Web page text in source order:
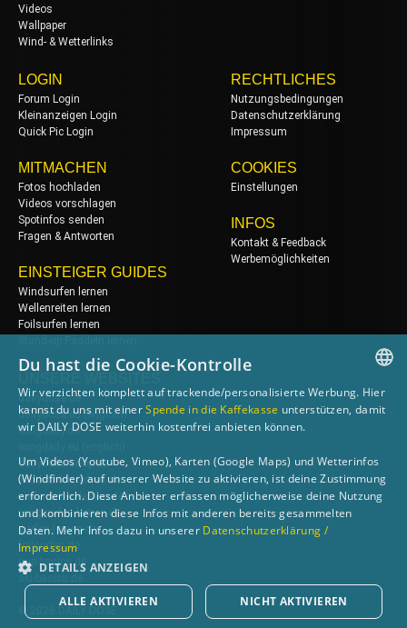
Videos
Wallpaper
Wind- & Wetterlinks
LOGIN
Forum Login
Kleinanzeigen Login
Quick Pic Login
MITMACHEN
Fotos hochladen
Videos vorschlagen
Spotinfos senden
Fragen & Antworten
EINSTEIGER GUIDES
Windsurfen lernen
Wellenreiten lernen
Foilsurfen lernen
RECHTLICHES
Nutzungsbedingungen
Datenschutzerklärung
Impressum
COOKIES
Einstellungen
INFOS
Kontakt & Feedback
Werbemöglichkeiten
dailydose.de
dailydose.eu(english)
wingdaily.de
dailydose-shop.de
windsurfen-lernen.de
wellenreiten-lernen.de
wingsurfen-lernen.de
surfen-lernen.de
foilsurfen.de
sup-basics.de
ski-basics.de
© 2026 DAILY DOSE
GERMAN
Du hast die Cookie-Kontrolle
Wir verzichten komplett auf trackende/personalisierte Werbung. Hier
kannst du uns mit einerSpende in die Kaffekasse unterstützen, damit
wir DAILY DOSE weiterhin kostenfrei anbieten können.
Um Videos (Youtube, Vimeo), Karten (Google Maps) und Wetterinfos
(Windfinder) auf unserer Website zu aktivieren, ist deine Zustimmung
erforderlich. Diese Anbieter erfassen möglicherweise deine Nutzung
und kombinieren diese Infos mit anderen bereits gesammelten
Daten. Mehr Infos dazu in unserer Datenschutzerklärung /
Impressum
DETAILS ANZEIGEN
ALLE AKTIVIEREN NICHT AKTIVIEREN